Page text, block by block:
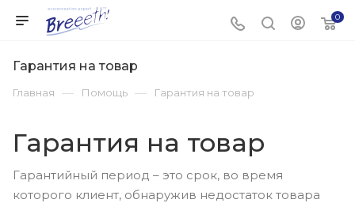
0
Гарантия на товар
Главная — Помощь — Гарантия на товар
Гарантия на товар
Гарантийный период – это срок, во время
которого клиент, обнаружив недостаток товара